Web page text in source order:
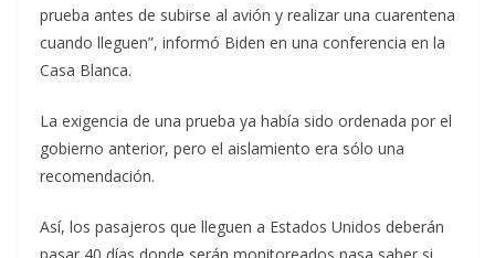
prueba antes de subirse al avión y realizar una cuarentena
cuando lleguen”, informó Biden en una conferencia en la
Casa Blanca.
La exigencia de una prueba ya había sido ordenada por el
gobierno anterior, pero el aislamiento era sólo una
recomendación.
Así, los pasajeros que lleguen a Estados Unidos deberán